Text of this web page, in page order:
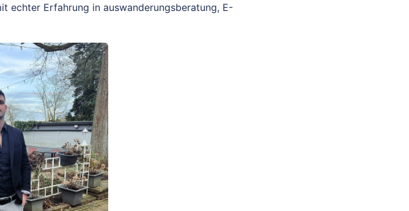
echter Erfahrung in auswanderungsberatung, E-